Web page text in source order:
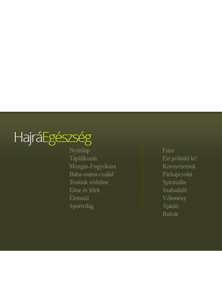
Nyitólap
Táplálkozás
Mozgás-Fogyókúra
Baba-mama-család
Testünk védelme
Elme és lélek
Életmód
Sportvilág
Friss
Ezt próbáld ki!
Környezetünk
Párkapcsolat
Spirituális
Szabadidő
Vélemény
Ajánló
Bulvár